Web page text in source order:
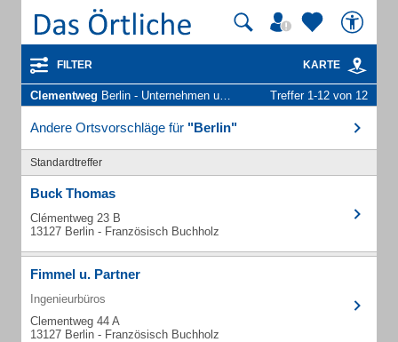
FILTER KARTE
Clementweg Berlin - Unternehmen und Personen Treffer 1-12 von 12
Andere Ortsvorschläge für "Berlin"
Standardtreffer
Buck Thomas
Clémentweg 23 B
13127 Berlin - Französisch Buchholz
Fimmel u. Partner
Ingenieurbüros
Clementweg 44 A
13127 Berlin - Französisch Buchholz